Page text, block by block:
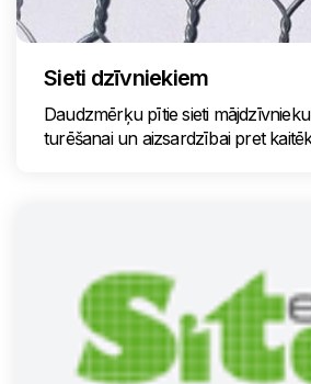
Sieti dzīvniekiem
Daudzmērķu pītie sieti
turēšanai un aizsardzībai pret